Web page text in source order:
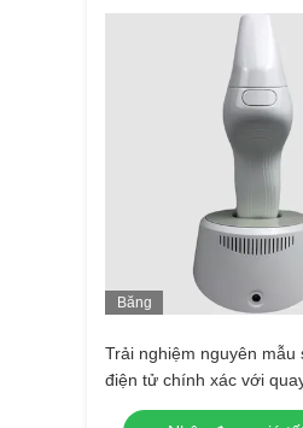
Băng
Trải nghiệm nguyên mẫu
điện tử chính xác với
điện tử thông minh